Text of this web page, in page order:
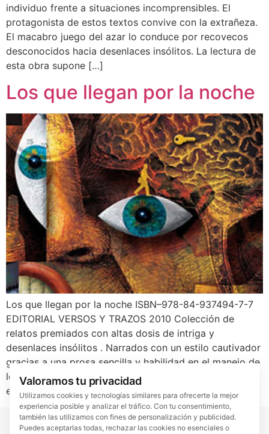
Valoramos tu privacidad
Utilizamos cookies y tecnologías similares para ofrecerte la mejor
experiencia posible y analizar el tráfico. Con tu consentimiento,
también las utilizamos con fines de personalización y publicidad.
Puedes aceptarlas todas, rechazar las cookies no esenciales o
individuo frente a situaciones incomprensibles. El
protagonista de estos textos convive con la extrañeza.
El macabro juego del azar lo conduce por recovecos
desconocidos hacia desenlaces insólitos. La lectura de
esta obra supone […]
Los que llegan por la noche
Los que llegan por la noche ISBN–978-84-937494-7-7
EDITORIAL VERSOS Y TRAZOS 2010 Colección de
relatos premiados con altas dosis de intriga y
desenlaces insólitos . Narrados con un estilo cautivador
gracias a una prosa sencilla y habilidad en el manejo de
los diálogos. Una reflexión acerca del poder del azar
en nuestras vidas y la […]